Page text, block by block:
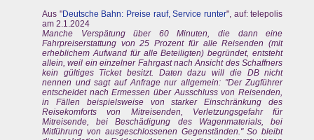
Aus "Deutsche Bahn: Preise rauf, Service runter", auf: telepolis
am 2.1.2024
Manche Verspätung über 60 Minuten, die dann eine
Fahrpreiserstattung von 25 Prozent für alle Reisenden (mit
erheblichem Aufwand für alle Beteiligten) begründet, entsteht
allein, weil ein einzelner Fahrgast nach Ansicht des Schaffners
kein gültiges Ticket besitzt. Daten dazu will die DB nicht
nennen und sagt auf Anfrage nur allgemein: "Der Zugführer
entscheidet nach Ermessen über Ausschluss von Reisenden,
in Fällen beispielsweise von starker Einschränkung des
Reisekomforts von Mitreisenden, Verletzungsgefahr für
Mitreisende, bei Beschädigung des Wagenmaterials, bei
Mitführung von ausgeschlossenen Gegenständen." So bleibt